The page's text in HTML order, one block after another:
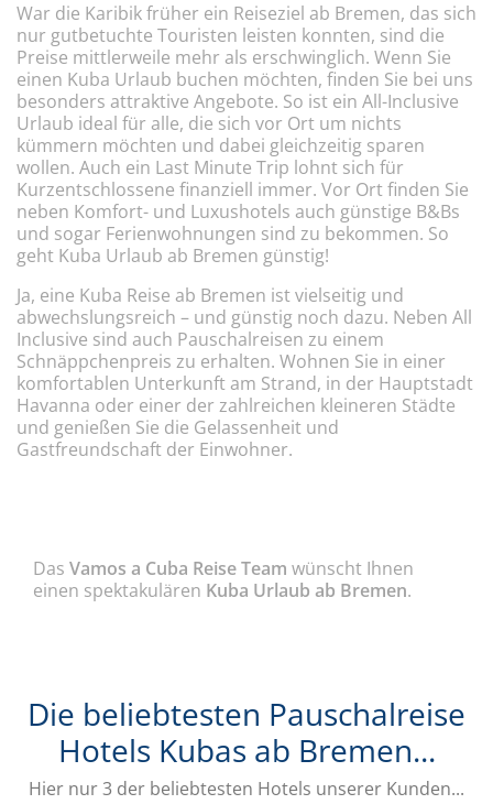
War die Karibik früher ein Reiseziel ab Bremen, das sich
nur gutbetuchte Touristen leisten konnten, sind die
Preise mittlerweile mehr als erschwinglich. Wenn Sie
einen Kuba Urlaub buchen möchten, finden Sie bei uns
besonders attraktive Angebote. So ist ein All-Inclusive
Urlaub ideal für alle, die sich vor Ort um nichts
kümmern möchten und dabei gleichzeitig sparen
wollen. Auch ein Last Minute Trip lohnt sich für
Kurzentschlossene finanziell immer. Vor Ort finden Sie
neben Komfort- und Luxushotels auch günstige B&Bs
und sogar Ferienwohnungen sind zu bekommen. So
geht Kuba Urlaub ab Bremen günstig!
Ja, eine Kuba Reise ab Bremen ist vielseitig und
abwechslungsreich – und günstig noch dazu. Neben All
Inclusive sind auch Pauschalreisen zu einem
Schnäppchenpreis zu erhalten. Wohnen Sie in einer
komfortablen Unterkunft am Strand, in der Hauptstadt
Havanna oder einer der zahlreichen kleineren Städte
und genießen Sie die Gelassenheit und
Gastfreundschaft der Einwohner.
Das Vamos a Cuba Reise Team wünscht Ihnen
einen spektakulären Kuba Urlaub ab Bremen.
Die beliebtesten Pauschalreise
Hotels Kubas ab Bremen...
Hier nur 3 der beliebtesten Hotels unserer Kunden...